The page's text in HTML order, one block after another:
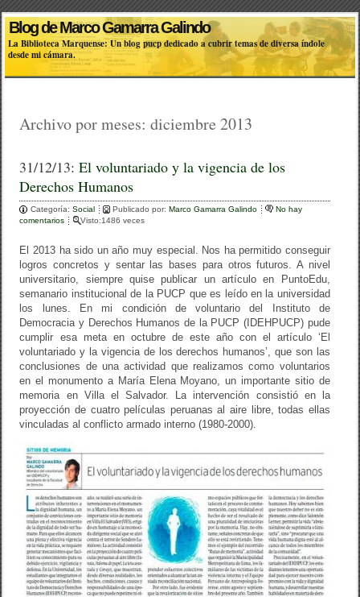
Blog de Marco Gamarra Galindo
La Biblioteca Marquense: Un blog pucp dedicado a cubrir temas de diversa índole
desde mi cámara.
Archivo por meses:diciembre 2013
31/12/13:El voluntariado y la vigencia de los
Derechos Humanos
Categoría:Social Publicado por:Marco Gamarra Galindo
No hay
comentarios
Visto:1486 veces
El 2013 ha sido un año muy especial. Nos ha permitido conseguir
logros concretos y sentar las bases para otros futuros. A nivel
universitario, siempre quise publicar un artículo en PuntoEdu,
semanario institucional de la PUCP que es leído en la universidad
los lunes. En mi condición de voluntario del Instituto de
Democracia y Derechos Humanos de la PUCP (IDEHPUCP) pude
cumplir esa meta en octubre de este año con el artículo ‘El
voluntariado y la vigencia de los derechos humanos’, que son las
conclusiones de una actividad que realizamos como voluntarios
en el monumento a María Elena Moyano, un importante sitio de
memoria en Villa el Salvador. La intervención consistió en la
proyección de cuatro películas peruanas al aire libre, todas ellas
vinculadas al conflicto armado interno (1980-2000).